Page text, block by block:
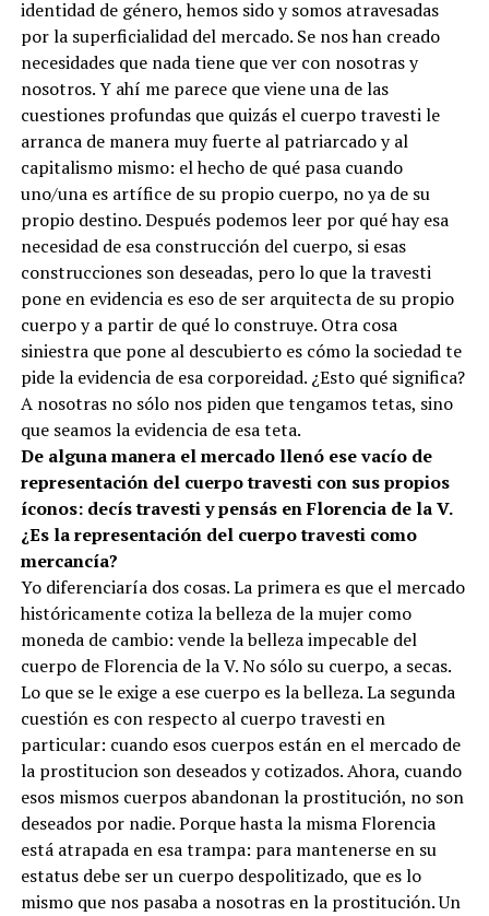
identidad de género, hemos sido y somos atravesadas
por la superficialidad del mercado. Se nos han creado
necesidades que nada tiene que ver con nosotras y
nosotros. Y ahí me parece que viene una de las
cuestiones profundas que quizás el cuerpo travesti le
arranca de manera muy fuerte al patriarcado y al
capitalismo mismo: el hecho de qué pasa cuando
uno/una es artífice de su propio cuerpo, no ya de su
propio destino. Después podemos leer por qué hay esa
necesidad de esa construcción del cuerpo, si esas
construcciones son deseadas, pero lo que la travesti
pone en evidencia es eso de ser arquitecta de su propio
cuerpo y a partir de qué lo construye. Otra cosa
siniestra que pone al descubierto es cómo la sociedad te
pide la evidencia de esa corporeidad. ¿Esto qué significa?
A nosotras no sólo nos piden que tengamos tetas, sino
que seamos la evidencia de esa teta.
De alguna manera el mercado llenó ese vacío de
representación del cuerpo travesti con sus propios
íconos: decís travesti y pensás en Florencia de la V.
¿Es la representación del cuerpo travesti como
mercancía?
Yo diferenciaría dos cosas. La primera es que el mercado
históricamente cotiza la belleza de la mujer como
moneda de cambio: vende la belleza impecable del
cuerpo de Florencia de la V. No sólo su cuerpo, a secas.
Lo que se le exige a ese cuerpo es la belleza. La segunda
cuestión es con respecto al cuerpo travesti en
particular: cuando esos cuerpos están en el mercado de
la prostitucion son deseados y cotizados. Ahora, cuando
esos mismos cuerpos abandonan la prostitución, no son
deseados por nadie. Porque hasta la misma Florencia
está atrapada en esa trampa: para mantenerse en su
estatus debe ser un cuerpo despolitizado, que es lo
mismo que nos pasaba a nosotras en la prostitución. Un